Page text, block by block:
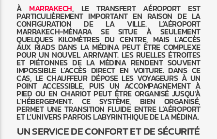
ÀMARRAKECH, LE TRANSFERT AÉROPORT EST
PARTICULIÈREMENT IMPORTANT EN RAISON DE LA
CONFIGURATION DE LA VILLE. L’AÉROPORT
MARRAKECH-MÉNARA SE SITUE À SEULEMENT
QUELQUES KILOMÈTRES DU CENTRE, MAIS L’ACCÈS
AUX RIADS DANS LA MÉDINA PEUT ÊTRE COMPLEXE
POUR UN NOUVEL ARRIVANT. LES RUELLES ÉTROITES
ET PIÉTONNES DE LA MÉDINA RENDENT SOUVENT
IMPOSSIBLE L’ACCÈS DIRECT EN VOITURE. DANS CE
CAS, LE CHAUFFEUR DÉPOSE LES VOYAGEURS À UN
POINT ACCESSIBLE, PUIS UN ACCOMPAGNEMENT À
PIED OU EN CHARIOT PEUT ÊTRE ORGANISÉ JUSQU’À
L’HÉBERGEMENT. CE SYSTÈME, BIEN ORGANISÉ,
PERMET UNE TRANSITION FLUIDE ENTRE L’AÉROPORT
ET L’UNIVERS PARFOIS LABYRINTHIQUE DE LA MÉDINA.
UN SERVICE DE CONFORT ET DE SÉCURITÉ